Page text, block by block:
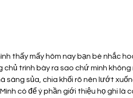
Me
thấy mấy hôm nay bạn bè nhắc
chủ trình bày ra sao chứ mình
sáng sủa, chia khối rõ nên lướt
có để ý phần giới thiệu họ ghi là